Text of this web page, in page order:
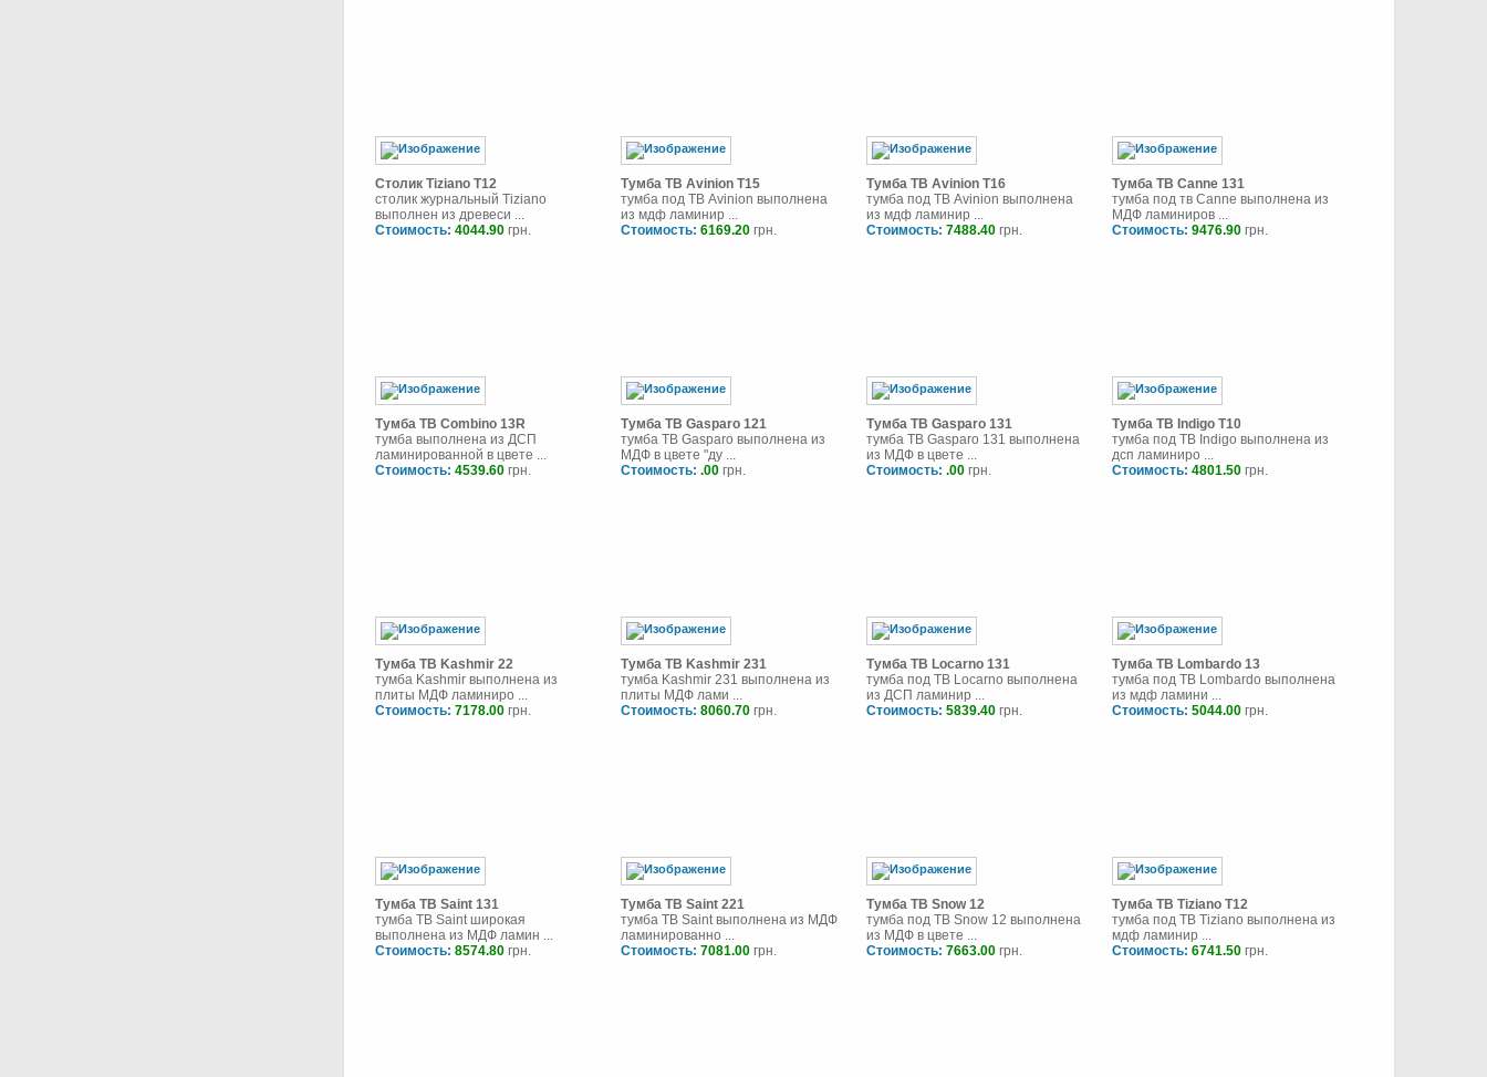
Столик Tiziano T12
столик журнальный Tiziano
выполнен из древеси ...
Стоимость: 4044.90 грн.
Тумба ТВ Avinion T15
тумба под ТВ Avinion выполнена
из мдф ламинир ...
Стоимость: 6169.20 грн.
Тумба ТВ Avinion T16
тумба под ТВ Avinion выполнена
из мдф ламинир ...
Стоимость: 7488.40 грн.
Тумба ТВ Canne 131
тумба под тв Canne выполнена из
МДФ ламиниров ...
Стоимость: 9476.90 грн.
Тумба ТВ Combino 13R
тумба выполнена из ДСП
ламинированной в цвете ...
Стоимость: 4539.60 грн.
Тумба ТВ Gasparo 121
тумба ТВ Gasparo выполнена из
МДФ в цвете "ду ...
Стоимость: .00 грн.
Тумба ТВ Gasparo 131
тумба ТВ Gasparo 131 выполнена
из МДФ в цвете ...
Стоимость: .00 грн.
Тумба ТВ Indigo T10
тумба под ТВ Indigo выполнена из
дсп ламиниро ...
Стоимость: 4801.50 грн.
Тумба ТВ Kashmir 22
тумба Kashmir выполнена из
плиты МДФ ламиниро ...
Стоимость: 7178.00 грн.
Тумба ТВ Kashmir 231
тумба Kashmir 231 выполнена из
плиты МДФ лами ...
Стоимость: 8060.70 грн.
Тумба ТВ Locarno 131
тумба под ТВ Locarno выполнена
из ДСП ламинир ...
Стоимость: 5839.40 грн.
Тумба ТВ Lombardo 13
тумба под ТВ Lombardo выполнена
из мдф ламини ...
Стоимость: 5044.00 грн.
Тумба ТВ Saint 131
тумба ТВ Saint широкая
выполнена из МДФ ламин ...
Стоимость: 8574.80 грн.
Тумба ТВ Saint 221
тумба ТВ Saint выполнена из МДФ
ламинированно ...
Стоимость: 7081.00 грн.
Тумба ТВ Snow 12
тумба под ТВ Snow 12 выполнена
из МДФ в цвете ...
Стоимость: 7663.00 грн.
Тумба ТВ Tiziano T12
тумба под ТВ Tiziano выполнена из
мдф ламинир ...
Стоимость: 6741.50 грн.